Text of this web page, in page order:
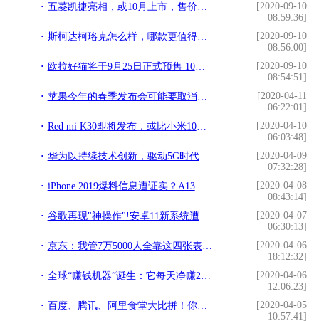
五菱凯捷亮相，或10月上市，售价或8.28万起，配电子挡把+LCD屏幕
[2020-09-10
08:59:36]
斯柯达柯珞克怎么样，哪款更值得购买
[2020-09-10
08:56:00]
欧拉好猫将于9月25日正式预售 10月正式上市/续航501km
[2020-09-10
08:54:51]
苹果今年的春季发布会可能要取消了，iPhone9等新品线上发布
[2020-04-11
06:22:01]
Red mi K30即将发布，或比小米10便宜的5G手机！有望超过小米10？
[2020-04-10
06:03:48]
华为以持续技术创新，驱动5G时代全场景闪存普惠
[2020-04-09
07:32:28]
iPhone 2019爆料信息遭证实？A13仿生将于月底量产
[2020-04-08
08:43:14]
谷歌再现"神操作"!安卓11新系统遭曝光：将修改三大"原则行为"
[2020-04-07
06:30:13]
京东：我管7万5000人全靠这四张表格，最讨厌讲的是心灵鸡汤
[2020-04-06
18:12:32]
全球“赚钱机器”诞生：它每天净赚21亿，是苹果的2倍
[2020-04-06
12:06:23]
百度、腾讯、阿里食堂大比拼！你和他们只隔了张饭卡的距离
[2020-04-05
10:57:41]